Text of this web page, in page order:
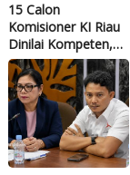
15 Calon
Komisioner KI Riau
Dinilai Kompeten,
Zufra Irwan Minta
DPRD Profesional